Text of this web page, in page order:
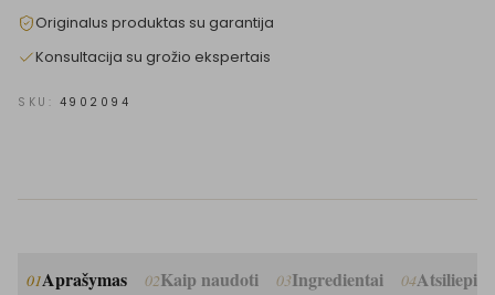
Originalus produktas su garantija
Konsultacija su grožio ekspertais
SKU: 4902094
01Aprašymas 02Kaip naudoti 03Ingredientai 04